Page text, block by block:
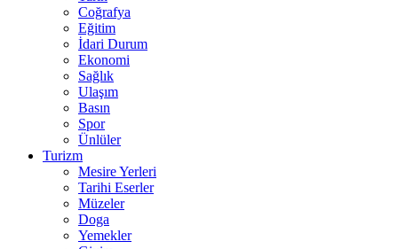
Coğrafya
Eğitim
İdari Durum
Ekonomi
Sağlık
Ulaşım
Basın
Spor
Ünlüler
Turizm
Mesire Yerleri
Tarihi Eserler
Müzeler
Doga
Yemekler